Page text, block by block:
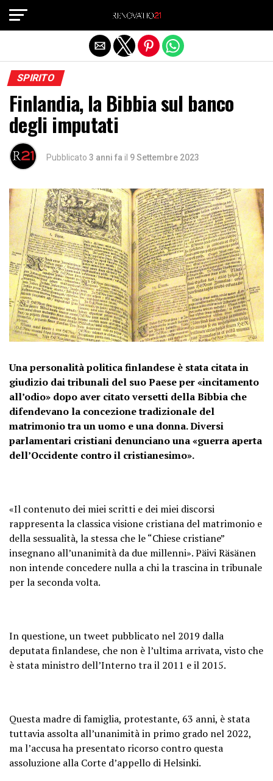
SPIRITO
Finlandia, la Bibbia sul banco
degli imputati
Pubblicato 3 anni fa il 9 Settembre 2023
Una personalità politica finlandese è stata citata in
giudizio dai tribunali del suo Paese per «incitamento
all’odio» dopo aver citato versetti della Bibbia che
difendevano la concezione tradizionale del
matrimonio tra un uomo e una donna. Diversi
parlamentari cristiani denunciano una «guerra aperta
dell’Occidente contro il cristianesimo».
«Il contenuto dei miei scritti e dei miei discorsi
rappresenta la classica visione cristiana del matrimonio e
della sessualità, la stessa che le “Chiese cristiane”
insegnano all’unanimità da due millenni». Päivi Räsänen
non intende concedere nulla a chi la trascina in tribunale
per la seconda volta.
In questione, un tweet pubblicato nel 2019 dalla
deputata finlandese, che non è l’ultima arrivata, visto che
è stata ministro dell’Interno tra il 2011 e il 2015.
Questa madre di famiglia, protestante, 63 anni, è stata
tuttavia assolta all’unanimità in primo grado nel 2022,
ma l’accusa ha presentato ricorso contro questa
assoluzione alla Corte d’appello di Helsinki.
Exit mobile version